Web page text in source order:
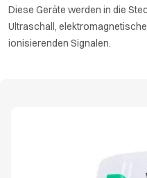
Diese Geräte werden in die
Ultraschall,
ionisierenden Signalen.